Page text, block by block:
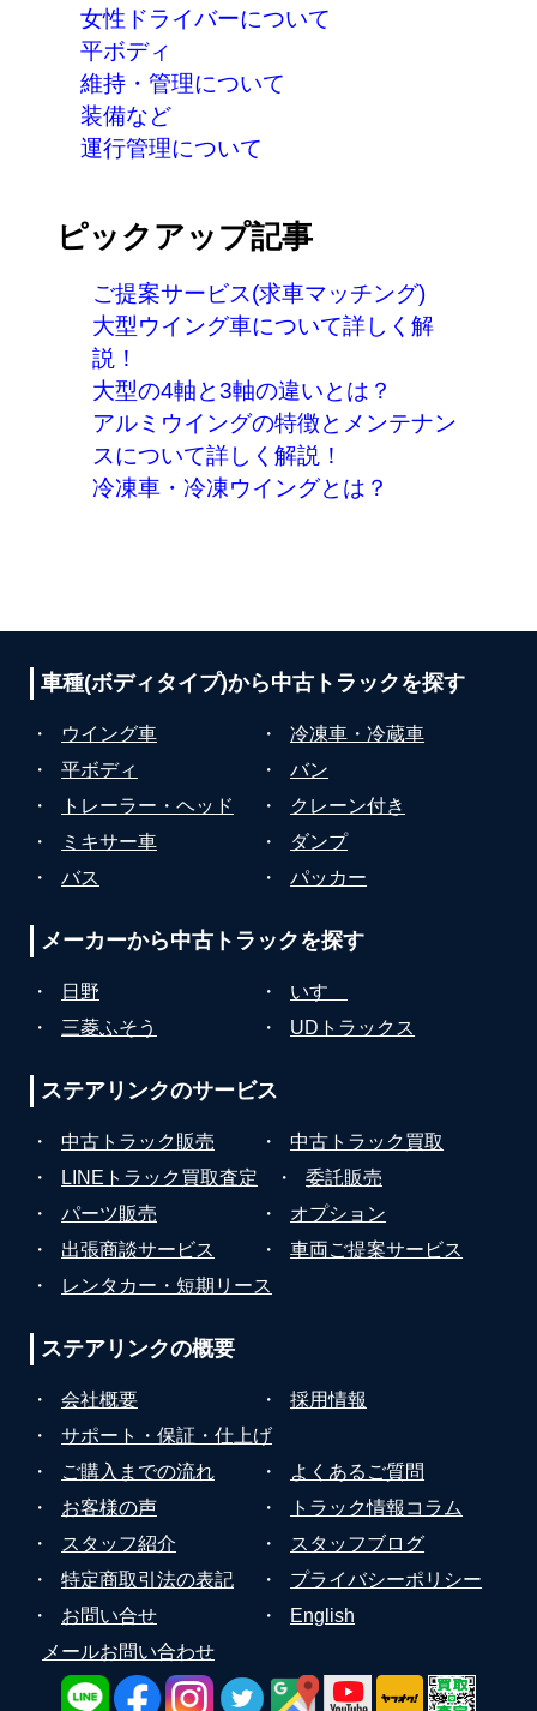
女性ドライバーについて
平ボディ
維持・管理について
装備など
運行管理について
ピックアップ記事
ご提案サービス(求車マッチング)
大型ウイング車について詳しく解
説！
大型の4軸と3軸の違いとは？
アルミウイングの特徴とメンテナン
スについて詳しく解説！
冷凍車・冷凍ウイングとは？
車種(ボディタイプ)から中古トラックを探す
・ ウイング車 ・
冷凍車・冷蔵車
・
平ボディ ・
バン
・
トレーラー・ヘッド ・
クレーン付き
・
ミキサー車 ・
ダンプ
・
バス ・ パッカー
メーカーから中古トラックを探す
・ 日野 ・
いすゞ
・
三菱ふそう ・ UDトラックス
ステアリンクのサービス
・ 中古トラック販売 ・
中古トラック買取
・
LINEトラック買取査定 ・
委託販売
・
パーツ販売 ・
オプション
・
出張商談サービス ・
車両ご提案サービス
・
レンタカー・短期リース
ステアリンクの概要
・ 会社概要 ・
採用情報
・
サポート・保証・仕上げ
・
ご購入までの流れ ・
よくあるご質問
・
お客様の声 ・
トラック情報コラム
・
スタッフ紹介 ・
スタッフブログ
・
特定商取引法の表記 ・
プライバシーポリシー
・
お問い合せ ・
English
メールお問い合わせ